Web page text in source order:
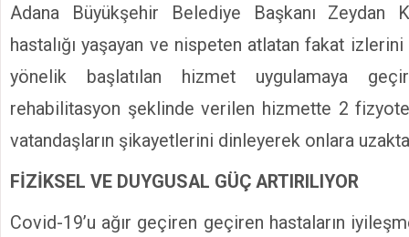
Adana Büyükşehir Belediye Başkanı Zeydan
hastalığı yaşayan ve nispeten atlatan fakat izlerini
yönelik başlatılan hizmet uygulamaya
rehabilitasyon şeklinde verilen hizmette 2
vatandaşların şikayetlerini dinleyerek onlara
FİZİKSEL VE DUYGUSAL GÜÇ ARTIRILIYOR
Covid-19’u ağır geçiren geçiren hastaların